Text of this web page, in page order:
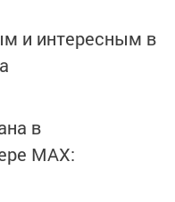
и интересным в
в
MАХ: